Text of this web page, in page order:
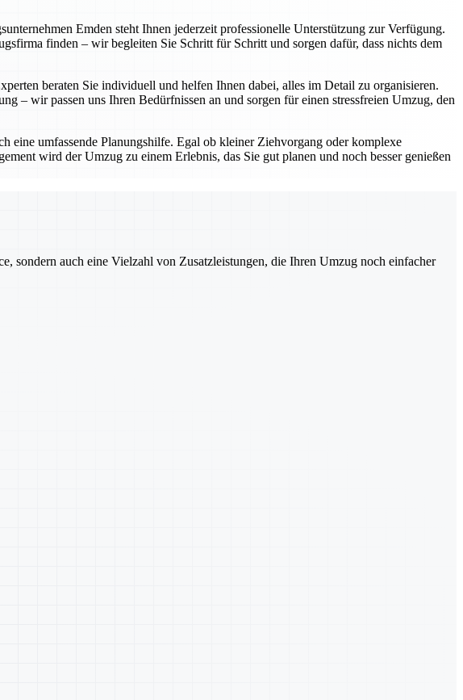
Emden steht Ihnen jederzeit professionelle Unterstützung zur Verfügung.
finden – wir begleiten Sie Schritt für Schritt und sorgen dafür, dass nichts dem
beraten Sie individuell und helfen Ihnen dabei, alles im Detail zu organisieren.
– wir passen uns Ihren Bedürfnissen an und sorgen für einen stressfreien Umzug, den
eine umfassende Planungshilfe. Egal ob kleiner Ziehvorgang oder komplexe
wird der Umzug zu einem Erlebnis, das Sie gut planen und noch besser genießen
sondern auch eine Vielzahl von Zusatzleistungen, die Ihren Umzug noch einfacher